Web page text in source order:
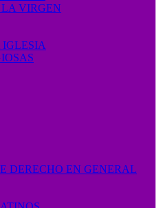
VIRGEN
DERECHO EN GENERAL